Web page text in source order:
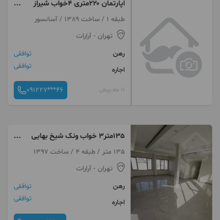
اپارتمان ۲۲۰متری ۴خواب شیراز
شمالی
طبقه 1 / ساخت 1389 / آسانسور
تهران - آرارات
رهن
توافقی
اجاره
توافقی
11 ماه پیش 091227***46
135متر3 خواب ونک شیخ بهایی
شمالی/ قرارداد دو ساله
135 متر / طبقه 4 / ساخت 1397
تهران - آرارات
رهن
توافقی
اجاره
توافقی